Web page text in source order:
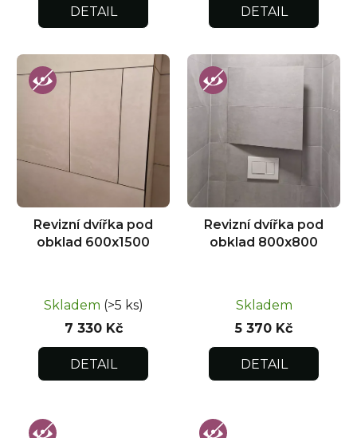
DETAIL DETAIL
Revizní dvířka pod
obklad 600x1500
Skladem (>5 ks)
7 330 Kč
DETAIL
Revizní dvířka pod
obklad 800x800
Skladem
5 370 Kč
DETAIL